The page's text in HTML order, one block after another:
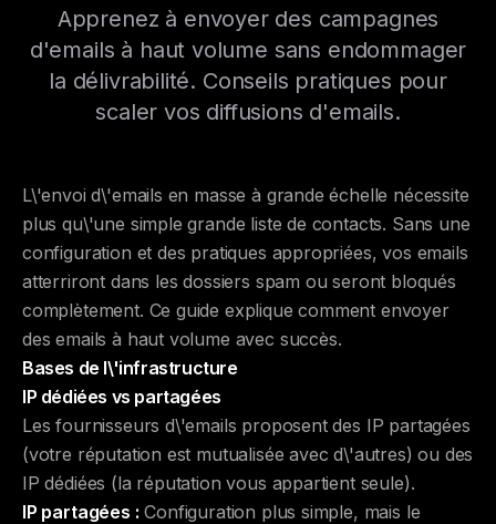
Apprenez à envoyer des campagnes
d'emails à haut volume sans endommager
la délivrabilité. Conseils pratiques pour
scaler vos diffusions d'emails.
L\'envoi d\'emails en masse à grande échelle nécessite
plus qu\'une simple grande liste de contacts. Sans une
configuration et des pratiques appropriées, vos emails
atterriront dans les dossiers spam ou seront bloqués
complètement. Ce guide explique comment envoyer
des emails à haut volume avec succès.
Bases de l\'infrastructure
IP dédiées vs partagées
Les fournisseurs d\'emails proposent des IP partagées
(votre réputation est mutualisée avec d\'autres) ou des
IP dédiées (la réputation vous appartient seule).
IP partagées : Configuration plus simple, mais le